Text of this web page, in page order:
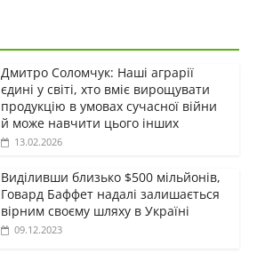
Дмитро Соломчук: Наші аграрії
єдині у світі, хто вміє вирощувати
продукцію в умовах сучасної війни
й може навчити цього інших
13.02.2026
Виділивши близько $500 мільйонів,
Говард Баффет надалі залишається
вірним своєму шляху в Україні
09.12.2023